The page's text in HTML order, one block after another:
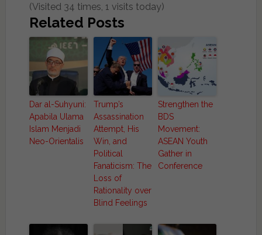
(Visited 34 times, 1 visits today)
Related Posts
Dar al-Suhyuni:
Apabila Ulama
Islam Menjadi
Neo-Orientalis
Trump’s
Assassination
Attempt, His
Win, and
Political
Fanaticism: The
Loss of
Rationality over
Blind Feelings
Strengthen the
BDS
Movement:
ASEAN Youth
Gather in
Conference